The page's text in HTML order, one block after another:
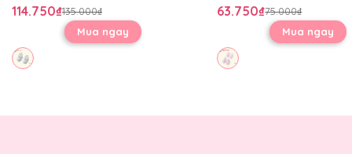
114.750₫135.000₫
Mua ngay
63.750₫75.000₫
Mua ngay